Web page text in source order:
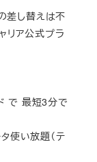
差し替えは不
リア公式プラ
で 最短3分で
使い放題（テ